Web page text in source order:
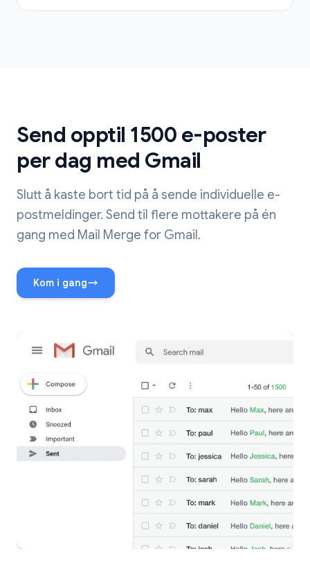
Send opptil 1500 e-poster
per dag med Gmail
Slutt å kaste bort tid på å sende individuelle e-
postmeldinger. Send til flere mottakere på én
gang med Mail Merge for Gmail.
Kom i gang